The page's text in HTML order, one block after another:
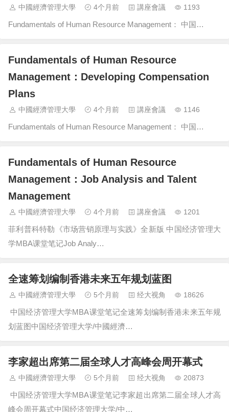
中國經濟管理大學 4个月前 講座會議 1193
Fundamentals of Human Resource Management： 中国…
Fundamentals of Human Resource
Management：Developing Compensation
Plans
中國經濟管理大學 4个月前 講座會議 1146
Fundamentals of Human Resource Management： 中国…
Fundamentals of Human Resource
Management：Job Analysis and Talent
Management
中國經濟管理大學 4个月前 講座會議 1201
菲利普科特勒《市场营销原理与实践》全新版 中国经济管理大
学MBA课堂笔记Job Analy…
全速筹划编制香港未来五年规划蓝图
中國經濟管理大學 5个月前 经大视角 18626
中国经济管理大学MBA课堂笔记全速筹划编制香港未来五年规
划蓝图中国经济管理大学/中國經濟…
李家超出席第二届全球人才高峰会周开幕式
中國經濟管理大學 5个月前 经大视角 20873
中国经济管理大学MBA课堂笔记李家超出席第二届全球人才高
峰会周开幕式中国经济管理大学/中…